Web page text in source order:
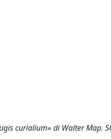
curialium» di Walter Map.